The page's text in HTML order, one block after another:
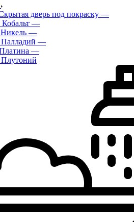
дверь под покраску —
—
—
—
—
Плутоний